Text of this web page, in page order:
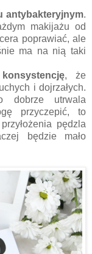
antybakteryjnym.
makijażu od
poprawiać, ale
ma na nią taki
konsystencję, że
i dojrzałych.
dobrze utrwala
przyczepić, to
pędzla
będzie mało